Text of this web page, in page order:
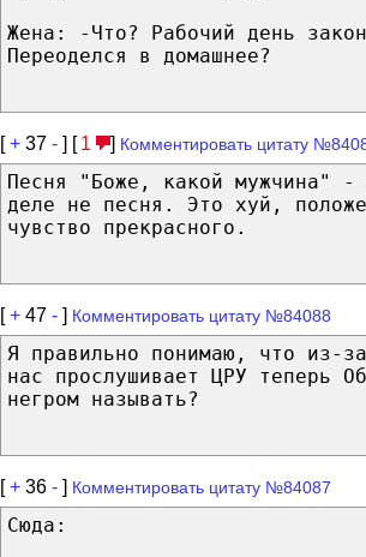
Жена: -Что? Рабочий день
Переоделся в домашнее?
[+ 37 - ] [ 1 ] Комментировать цитату
Песня "Боже, какой мужчина" -
деле не песня. Это хуй,
чувство прекрасного.
[+ 47 - ] Комментировать цитату №84088
Я правильно понимаю, что из-
нас прослушивает ЦРУ теперь
негром называть?
[+ 36 - ] Комментировать цитату №84087
Сюда: